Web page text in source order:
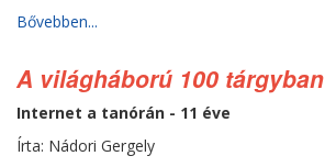
Bővebben...
A világháború 100 tárgyban
Internet a tanórán - 11 éve
Írta: Nádori Gergely